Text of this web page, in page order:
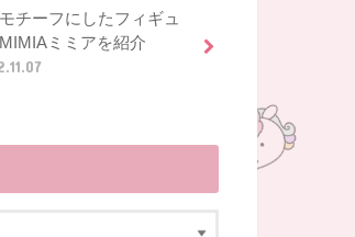
チーフにしたフィギュ
ミミアを紹介